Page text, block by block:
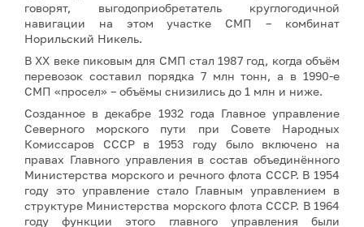
говорят, выгодоприобретатель круглогодичной
навигации на этом участке СМП – комбинат
Норильский Никель.
В XX веке пиковым для СМП стал 1987 год, когда объём
перевозок составил порядка 7 млн тонн, а в 1990-е
СМП «просел» – объёмы снизились до 1 млн и ниже.
Созданное в декабре 1932 года Главное управление
Северного морского пути при Совете Народных
Комиссаров СССР в 1953 году было включено на
правах Главного управления в состав объединённого
Министерства морского и речного флота СССР. В 1954
году это управление стало Главным управлением в
структуре Министерства морского флота СССР. В 1964
году функции этого главного управления были